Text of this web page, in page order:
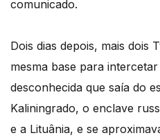
comunicado.
Dois dias depois, mais dois
mesma base para
desconhecida que saía do
Kaliningrado, o enclave
e a Lituânia, e se